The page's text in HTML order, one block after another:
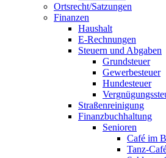
Ortsrecht/Satzungen
Finanzen
Haushalt
E-Rechnungen
Steuern und Abgaben
Grundsteuer
Gewerbesteuer
Hundesteuer
Straßenreinigung
Finanzbuchhaltung
Senioren
Café im
Tanz-